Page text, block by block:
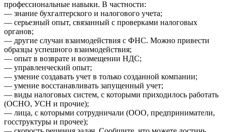
профессиональные навыки. В частности:
— знание бухгалтерского и налогового учета;
— серьезный опыт, связанный с проверками налоговых
органов;
— другие случаи взаимодействия с ФНС. Можно привести
образцы успешного взаимодействия;
— опыт в возврате и возмещении НДС;
— управленческий опыт;
— умение создавать учет в только созданной компании;
— умение восстанавливать запущенный учет;
— виды налоговых систем, с которыми приходилось работать
(ОСНО, УСН и прочие);
— лица, с которыми сотрудничали (ООО, предприниматели,
госструктуры и прочее);